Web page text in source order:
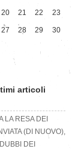
20 21 22 23
27 28 29 30
articoli
LA RESA DEI
(DI NUOVO),
DEI